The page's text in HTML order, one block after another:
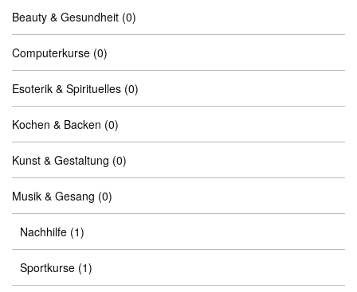
Beauty & Gesundheit (0)
Computerkurse (0)
Esoterik & Spirituelles (0)
Kochen & Backen (0)
Kunst & Gestaltung (0)
Musik & Gesang (0)
Nachhilfe (1)
Sportkurse (1)